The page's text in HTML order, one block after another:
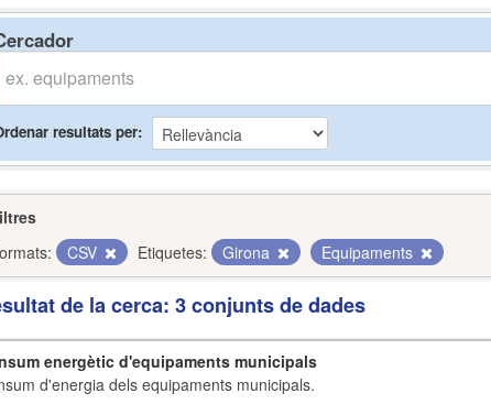
resultats per
CSV Etiquetes: Girona Equipaments
de la cerca: 3 conjunts de dades
energètic d'equipaments municipals
d'energia dels equipaments municipals.